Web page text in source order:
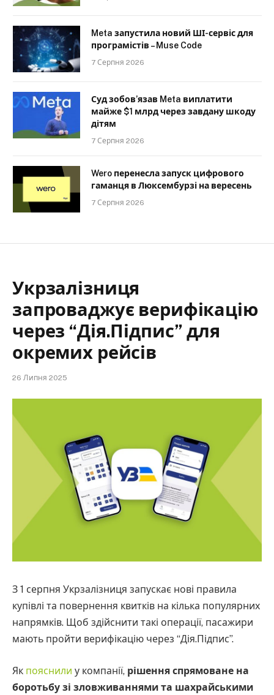
Meta запустила новий ШІ-сервіс для
програмістів – Muse Code
7 Серпня 2026
Суд зобов’язав Meta виплатити
майже $1 млрд через завдану шкоду
дітям
7 Серпня 2026
Wero перенесла запуск цифрового
гаманця в Люксембурзі на вересень
7 Серпня 2026
Укрзалізниця
запроваджує верифікацію
через “Дія.Підпис” для
окремих рейсів
26 Липня 2025
З 1 серпня Укрзалізниця запускає нові правила
купівлі та повернення квитків на кілька популярних
напрямків. Щоб здійснити такі операції, пасажири
мають пройти верифікацію через “Дія.Підпис”.
Як пояснили у компанії, рішення спрямоване на
боротьбу зі зловживаннями та шахрайськими